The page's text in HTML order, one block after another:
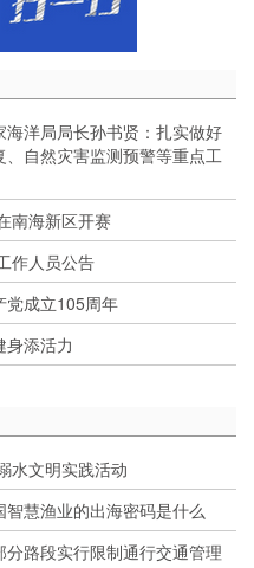
洋局局长孙书贤：扎实做好
自然灾害监测预警等重点工
南海新区开赛
作人员公告
党成立105周年
身添活力
水文明实践活动
慧渔业的出海密码是什么
路段实行限制通行交通管理